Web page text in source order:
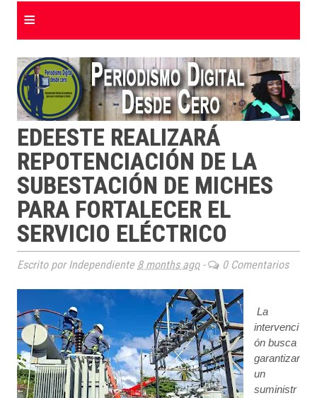
≡
EDEESTE REALIZARÁ
REPOTENCIACIÓN DE LA
SUBESTACIÓN DE MICHES
PARA FORTALECER EL
SERVICIO ELÉCTRICO
Escrito por Independiente 8 months ago- 0 Comentarios
La
intervenci
ón busca
garantizar
un
suministr